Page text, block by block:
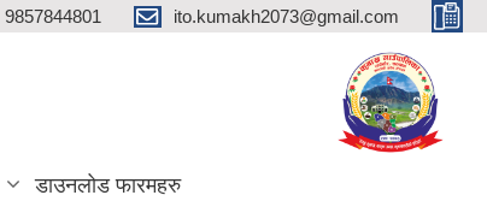
9857844801 ito.kumakh2073@gmail.com
डाउनलोड फारमहरु